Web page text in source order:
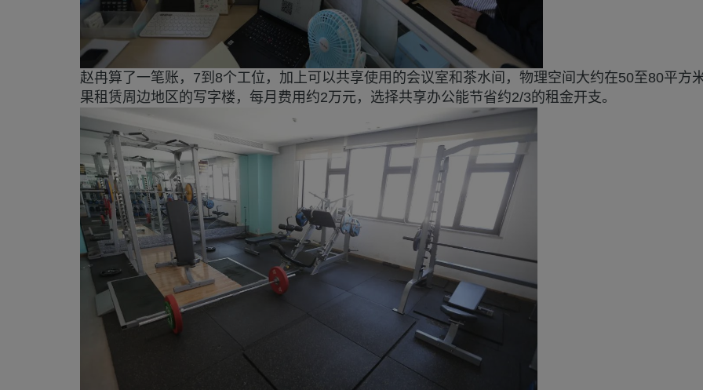
赵冉算了一笔账，7到8个工位，加上可以共享使用的会议室和茶水间，物理空间大约在50至80平方
果租赁周边地区的写字楼，每月费用约2万元，选择共享办公能节省约2/3的租金开支。